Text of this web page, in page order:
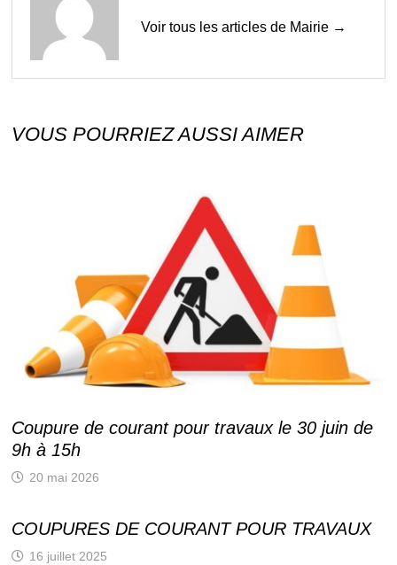
Voir tous les articles de Mairie →
VOUS POURRIEZ AUSSI AIMER
Coupure de courant pour travaux le 30 juin de
9h à 15h
20 mai 2026
COUPURES DE COURANT POUR TRAVAUX
16 juillet 2025